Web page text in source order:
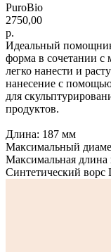
PuroBio
2750,00
р.
Идеальный
форма в сочетании с
легко нанести и
нанесение с
для
продуктов.
Длина: 187 мм
Максимальный
Максимальная
Синтетический ворс